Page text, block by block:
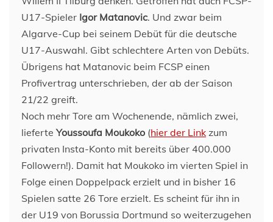
U17-Spieler Igor Matanovic. Und zwar beim
Algarve-Cup bei seinem Debüt für die deutsche
U17-Auswahl. Gibt schlechtere Arten von Debüts.
Übrigens hat Matanovic beim FCSP einen
Profivertrag unterschrieben, der ab der Saison
21/22 greift.
Noch mehr Tore am Wochenende, nämlich zwei,
lieferteYoussoufa Moukoko (hier der Link zum
privaten Insta-Konto mit bereits über 400.000
Followern!). Damit hat Moukoko im vierten Spiel in
Folge einen Doppelpack erzielt und in bisher 16
Spielen satte 26 Tore erzielt. Es scheint für ihn in
der U19 von Borussia Dortmund so weiterzugehen